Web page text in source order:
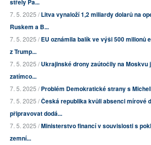
střely Pa...
7. 5. 2025 /Litva vynaloží 1,2 miliardy dolarů na
Ruskem a B...
7. 5. 2025 /EU oznámila balík ve výši 500 milionů
z Trump...
7. 5. 2025 /Ukrajinské drony zaútočily na Moskvu
zatímco...
7. 5. 2025 /Problém Demokratické strany s
7. 5. 2025 /Česká republika kvůli absenci mírové
připravovat dodá...
7. 5. 2025 /Ministerstvo financí v souvislosti s
zemní...